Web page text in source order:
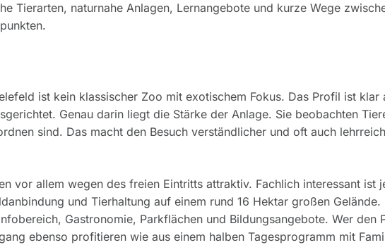
Tierarten, naturnahe Anlagen, Lernangebote und kurze Wege
ist kein klassischer Zoo mit exotischem Fokus. Das Profil ist klar
Genau darin liegt die Stärke der Anlage. Sie beobachten
sind. Das macht den Besuch verständlicher und oft auch
vor allem wegen des freien Eintritts attraktiv. Fachlich interessant ist
und Tierhaltung auf einem rund 16 Hektar großen
Gastronomie, Parkflächen und Bildungsangebote. Wer den
ebenso profitieren wie aus einem halben Tagesprogramm mit